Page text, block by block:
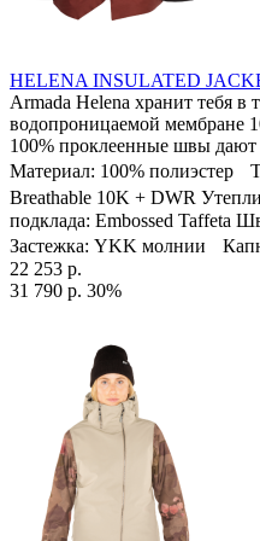
HELENA INSULATED
Armada Helena хранит тебя в
водопроницаемой мембране
100% проклеенные швы
Материал: 100% полиэстер
Breathable 10K + DWR
подклада: Embossed Taffeta
Застежка: YKK молнии
22 253 р.
31 790 р. 30%